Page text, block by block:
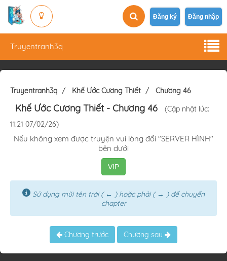
Đăng ký Đăng nhập
Truyentranh3q
Truyentranh3q Khế Ước Cương Thiết Chương 46
Khế Ước Cương Thiết- Chương 46
(Cập nhật lúc:
11:21 07/02/26)
Nếu không xem được truyện vui lòng đổi "SERVER HÌNH"
bên dưới
VIP
Sử dụng mũi tên trái ( ← ) hoặc phải ( → ) để chuyển
chapter
Chương trước Chương sau